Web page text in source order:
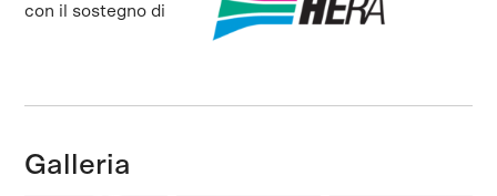
con il sostegno di
Galleria